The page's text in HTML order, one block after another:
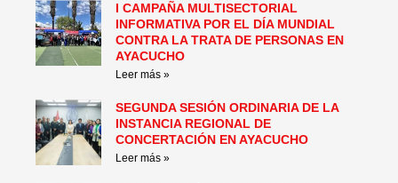
I CAMPAÑA MULTISECTORIAL
INFORMATIVA POR EL DÍA MUNDIAL
CONTRA LA TRATA DE PERSONAS EN
AYACUCHO
Leer más »
SEGUNDA SESIÓN ORDINARIA DE LA
INSTANCIA REGIONAL DE
CONCERTACIÓN EN AYACUCHO
Leer más »